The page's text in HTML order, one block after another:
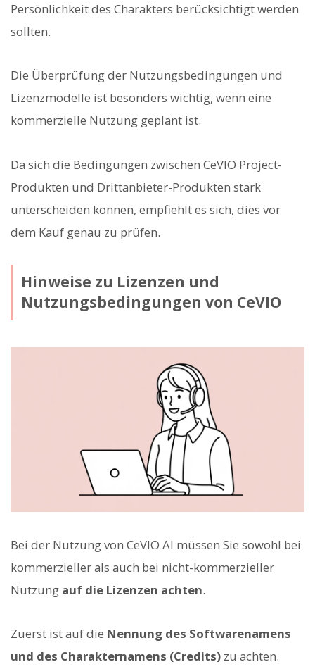
Persönlichkeit des Charakters berücksichtigt werden
sollten.
Die Überprüfung der Nutzungsbedingungen und
Lizenzmodelle ist besonders wichtig, wenn eine
kommerzielle Nutzung geplant ist.
Da sich die Bedingungen zwischen CeVIO Project-
Produkten und Drittanbieter-Produkten stark
unterscheiden können, empfiehlt es sich, dies vor
dem Kauf genau zu prüfen.
Hinweise zu Lizenzen und
Nutzungsbedingungen von CeVIO
Bei der Nutzung von CeVIO AI müssen Sie sowohl bei
kommerzieller als auch bei nicht-kommerzieller
Nutzung auf die Lizenzen achten.
Zuerst ist auf die Nennung des Softwarenamens
und des Charakternamens (Credits) zu achten.